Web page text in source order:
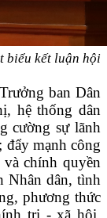
biểu kết luận hội
ban Dân
hệ thống dân
cường sự lãnh
đẩy mạnh công
và chính quyền
Nhân dân, tình
phương thức